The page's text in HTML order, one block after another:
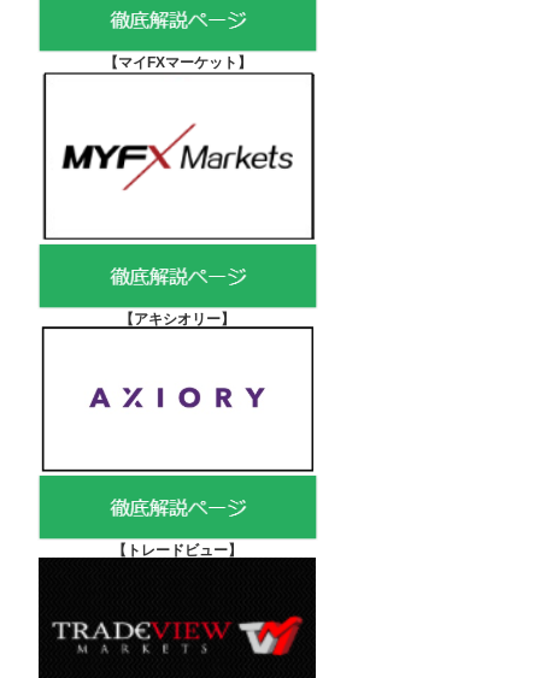
【マイFXマーケット 】
【アキシオリー】
【 トレードビュー】